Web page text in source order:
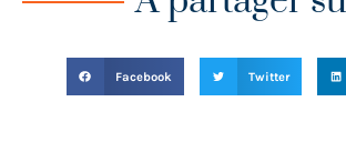
Facebook Twitter